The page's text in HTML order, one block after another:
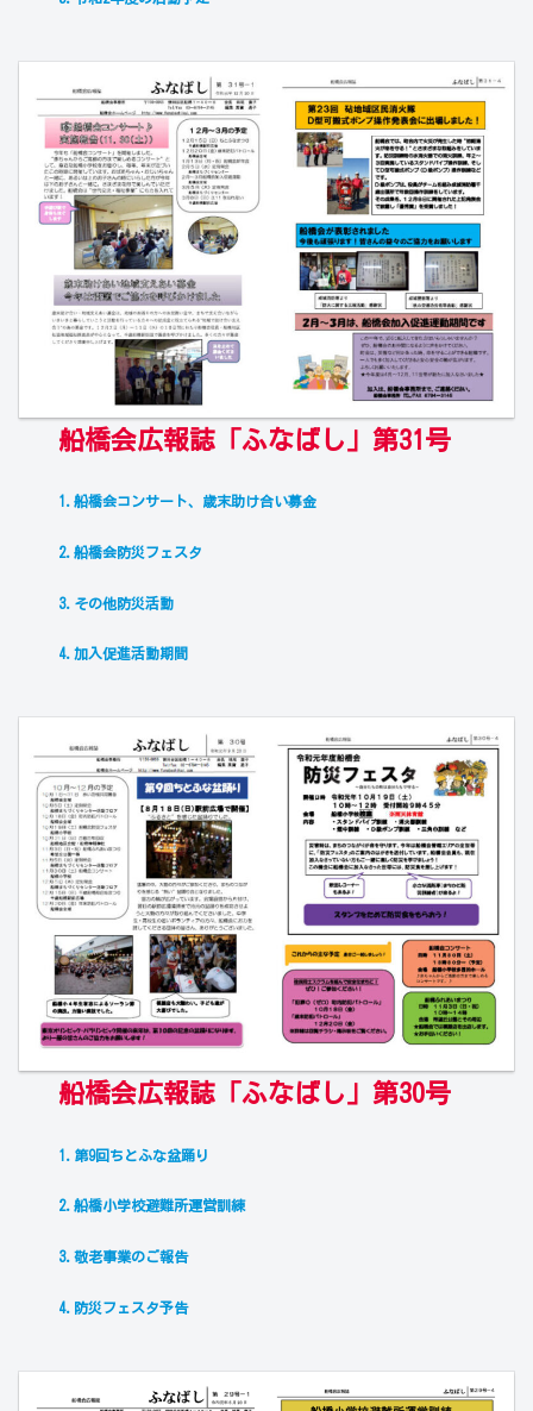
船橋会広報誌「ふなばし」第31号
1.船橋会コンサート、歳末助け合い募金
2.船橋会防災フェスタ
3.その他防災活動
4.加入促進活動期間
船橋会広報誌「ふなばし」第30号
1.第9回ちとふな盆踊り
2.船橋小学校避難所運営訓練
3.敬老事業のご報告
4.防災フェスタ予告